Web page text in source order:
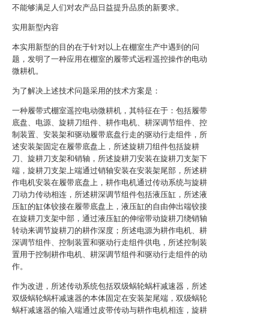
不能够满足人们对农产品日益提升品质的新要求。
实用新型内容
本实用新型的目的在于针对以上在棚室生产中遇到的问
题，发明了一种应用在棚室的履带式远程遥控操作的电动
微耕机。
为了解决上述技术问题采用的技术方案是：
一种履带式棚室遥控电动微耕机，其特征在于：包括履带
底盘、电源、旋耕刀组件、耕作电机、耕深调节组件、控
制装置、安装架和驱动履带底盘行走的驱动行走组件，所
述安装架固定在履带底盘上，所述旋耕刀组件包括旋耕
刀、旋耕刀支架和销轴，所述旋耕刀安装在旋耕刀支架下
端，旋耕刀支架上端通过销轴安装在安装架尾部，所述耕
作电机安装在履带底盘上，耕作电机通过传动系统与旋耕
刀动力传动相连，所述耕深调节组件包括液压缸，所述液
压缸的缸体铰接在履带底盘上，液压缸的自由伸出端铰接
在旋耕刀支架中部，通过液压缸的伸缩带动旋耕刀绕销轴
转动来调节旋耕刀的耕作深度；所述电源为耕作电机、耕
深调节组件、控制装置和驱动行走组件供电，所述控制装
置用于控制耕作电机、耕深调节组件和驱动行走组件的动
作。
作为改进，所述传动系统包括双级蜗轮蜗杆减速器，所述
双级蜗轮蜗杆减速器的本体固定在安装架尾端，双级蜗轮
蜗杆减速器的输入端通过皮带传动与耕作电机相连，旋耕